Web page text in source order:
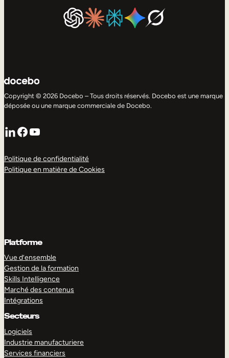
Copyright © 2026 Docebo – Tous droits réservés. Docebo est une marque
déposée ou une marque commerciale de Docebo.
LinkedIn
Facebook
YouTube
Politique de confidentialité
Politique en matière de Cookies
Platforme
Vue d’ensemble
Gestion de la formation
Skills Intelligence
Marché des contenus
Intégrations
Secteurs
Logiciels
Industrie manufacturiere
Services financiers